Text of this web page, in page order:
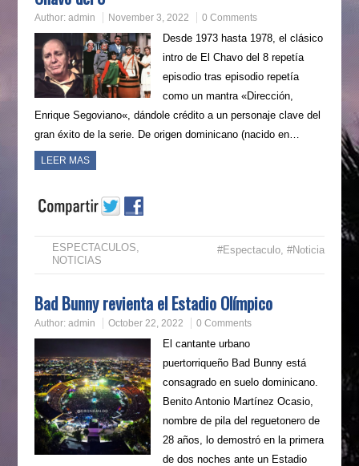
Author: admin November 3, 2022 0 Comments
Desde 1973 hasta 1978, el clásico
intro de El Chavo del 8 repetía
episodio tras episodio repetía
como un mantra «Dirección,
Enrique Segoviano«, dándole crédito a un personaje clave del
gran éxito de la serie. De origen dominicano (nacido en…
LEER MAS
ESPECTACULOS
NOTICIAS
#Espectaculo ,#Noticia
Bad Bunny revienta el Estadio Olímpico
Author: admin October 22, 2022 0 Comments
El cantante urbano
puertorriqueño Bad Bunny está
consagrado en suelo dominicano.
Benito Antonio Martínez Ocasio,
nombre de pila del reguetonero de
28 años, lo demostró en la primera
de dos noches ante un Estadio